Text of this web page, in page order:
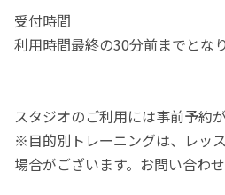
受付時間
利用時間最終の30分前までとな
スタジオのご利用には事前予約
※目的別トレーニングは、レッ
場合がございます。お問い合わせ